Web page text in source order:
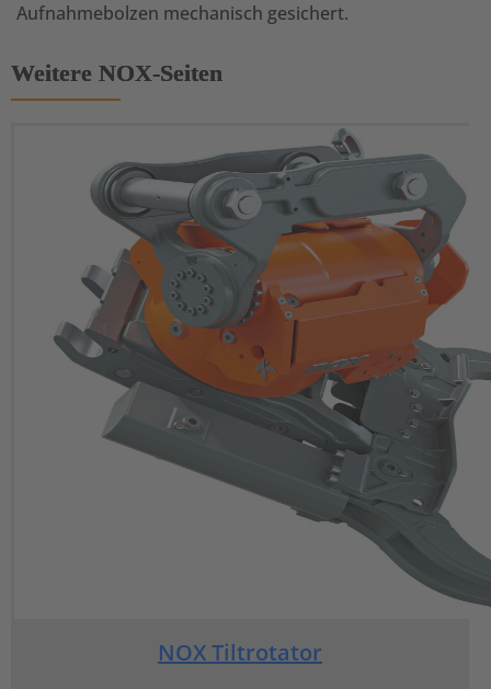
Aufnahmebolzen mechanisch gesichert.
Weitere NOX-Seiten
NOX Tiltrotator